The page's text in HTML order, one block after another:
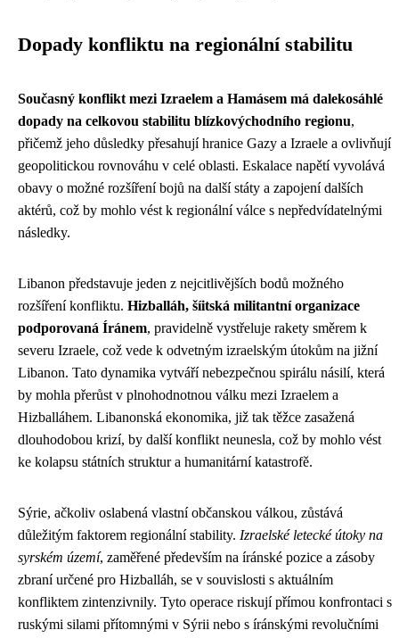
Dopady konfliktu na regionální stabilitu
Současný konflikt mezi Izraelem a Hamásem má dalekosáhlé
dopady na celkovou stabilitu blízkovýchodního regionu,
přičemž jeho důsledky přesahují hranice Gazy a Izraele a ovlivňují
geopolitickou rovnováhu v celé oblasti. Eskalace napětí vyvolává
obavy o možné rozšíření bojů na další státy a zapojení dalších
aktérů, což by mohlo vést k regionální válce s nepředvídatelnými
následky.
Libanon představuje jeden z nejcitlivějších bodů možného
rozšíření konfliktu. Hizballáh, šíitská militantní organizace
podporovaná Íránem, pravidelně vystřeluje rakety směrem k
severu Izraele, což vede k odvetným izraelským útokům na jižní
Libanon. Tato dynamika vytváří nebezpečnou spirálu násilí, která
by mohla přerůst v plnohodnotnou válku mezi Izraelem a
Hizballáhem. Libanonská ekonomika, již tak těžce zasažená
dlouhodobou krizí, by další konflikt neunesla, což by mohlo vést
ke kolapsu státních struktur a humanitární katastrofě.
Sýrie, ačkoliv oslabená vlastní občanskou válkou, zůstává
důležitým faktorem regionální stability. Izraelské letecké útoky na
syrském území, zaměřené především na íránské pozice a zásoby
zbraní určené pro Hizballáh, se v souvislosti s aktuálním
konfliktem zintenzivnily. Tyto operace riskují přímou konfrontaci s
ruskými silami přítomnými v Sýrii nebo s íránskými revolučními